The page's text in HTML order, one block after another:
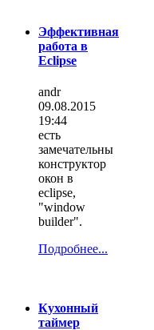
Эффективная
работа в
Eclipse
andr
09.08.2015
19:44
есть
замечательны
конструктор
окон в
eclipse,
"window
builder".
Подробнее...
Кухонный
таймер